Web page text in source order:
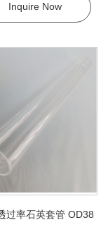
Inquire Now
过率石英套管 OD38